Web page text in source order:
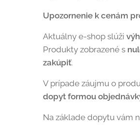
Upozornenie k cenám
Aktuálny e-shop slúži
Produkty zobrazené s
zakúpiť.
V prípade záujmu o
dopyt formou
Na základe dopytu vám